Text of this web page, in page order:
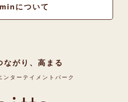
について
ながり、高まる
ンターテイメントパーク